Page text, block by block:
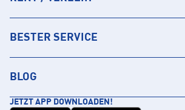
BESTER SERVICE
BLOG
JETZT APP DOWNLOADEN!